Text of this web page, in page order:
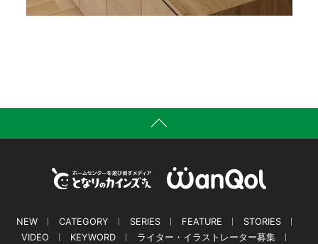
NEW CATEGORY SERIES FEATURE
STORIES
VIDEO
KEYWORD
ライター・イラストレーター募集